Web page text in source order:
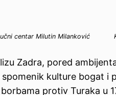
centar Milutin Milanković
Zadra, pored
kulture bogat i
protiv Turaka u